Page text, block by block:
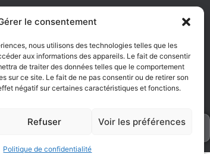
le consentement
nous utilisons des technologies telles que les
aux informations des appareils. Le fait de consentir
de traiter des données telles que le comportement
sur ce site. Le fait de ne pas consentir ou de retirer son
négatif sur certaines caractéristiques et fonctions.
Refuser Voir les préférences
Politique de confidentialité